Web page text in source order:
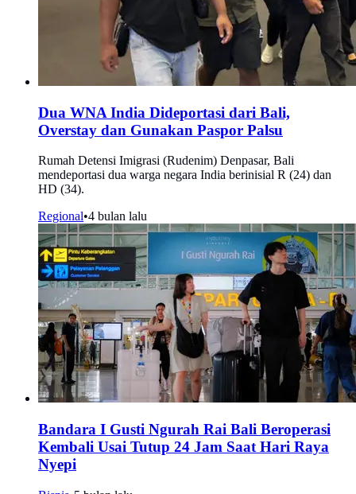
Dua WNA India Dideportasi dari Bali,
Overstay dan Gunakan Paspor Palsu
Rumah Detensi Imigrasi (Rudenim) Denpasar, Bali
mendeportasi dua warga negara India berinisial R (24) dan
HD (34).
Regional•4 bulan lalu
Bandara I Gusti Ngurah Rai Bali Beroperasi
Kembali Usai Tutup 24 Jam Saat Hari Raya
Nyepi